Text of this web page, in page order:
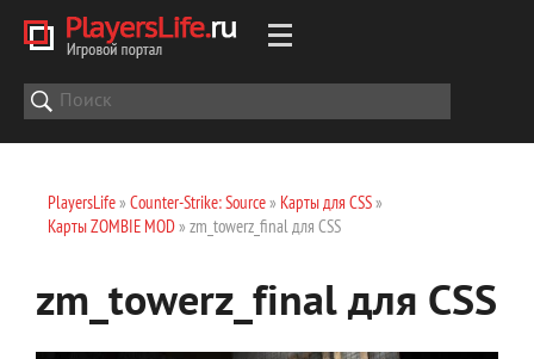
PlayersLife» Counter-Strike: Source» Карты для CSS»
Карты ZOMBIE MOD» zm_towerz_final для CSS
zm_towerz_final для CSS